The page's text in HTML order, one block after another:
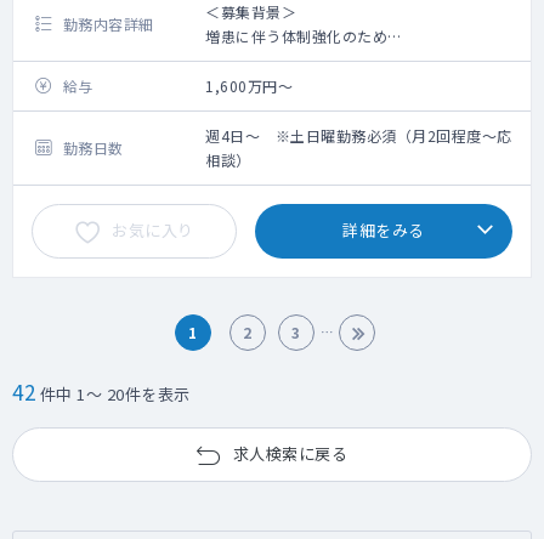
勤務内容詳細
＜募集背景＞
増患に伴う体制強化のため
＜概 要＞
カウンセリング、採血、注射等をお願いいた
します
処置が必要な患者さんは10名程度/日です
新規患者さんは3名程度/日で15～20分のカウ
ンセリングを実施します
頭皮のカメラ撮影はスタッフが行います
看護師は院内におりません
可能であれば、ホームページへの顔写真・お
祝日勤務もございます
＜管理医師業務について＞
給与 1,600万円～
勤務日数
週4日～ ※土日曜勤務必須（月2回程度～応
相談）
お気に入り 詳細をみる
1 2 3
42 件中 1～ 20件を表示
求人検索に戻る